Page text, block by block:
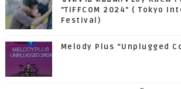
"TIFFCOM 2024" ( Tokyo
Festival)
Melody Plus “Unplugged